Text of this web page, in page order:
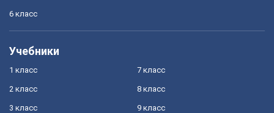
6 класс
Учебники
1 класс
2 класс
3 класс
7 класс
8 класс
9 класс